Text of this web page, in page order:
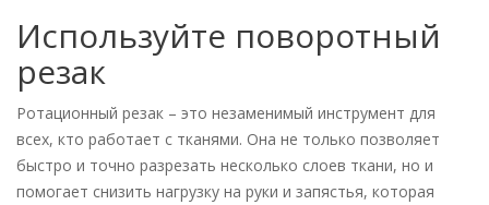
Используйте поворотный
резак
Ротационный резак – это незаменимый инструмент для
всех, кто работает с тканями. Она не только позволяет
быстро и точно разрезать несколько слоев ткани, но и
помогает снизить нагрузку на руки и запястья, которая